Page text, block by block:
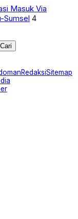
Masuk Via
Sumsel 4
RedaksiSitemap